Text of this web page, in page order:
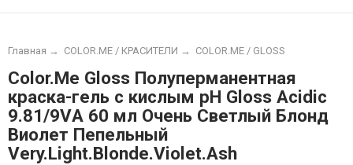
Главная → COLOR.ME / КРАСИТЕЛИ → COLOR.ME / GLOSS
Color.Me Gloss Полуперманентная
краска-гель c кислым pH Gloss Acidic
9.81/9VА 60 мл Очень Светлый Блонд
Виолет Пепельный
Very.Light.Blonde.Violet.Ash